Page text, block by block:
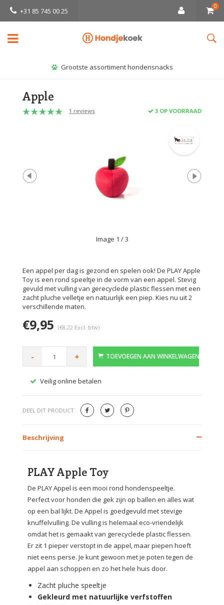
+31 85 745 00 25
0
Grootste assortiment hondensnacks
Apple
1 reviews 3 OP VOORRAAD
Image 1 / 3
Een appel per dag is gezond en spelen ook! De PLAY Apple
Toy is een rond speeltje in de vorm van een appel. Stevig
gevuld met vulling van gerecyclede plastic flessen met een
zacht pluche velletje en natuurlijk een piep. Kies nu uit 2
verschillende maten.
€9,95 (€8,22 Excl. btw)
- + TOEVOEGEN AAN WINKELWAGEN
Veilig online betalen
DEEL DIT PRODUCT
Beschrijving
PLAY Apple Toy
De PLAY Appel is een mooi rond hondenspeeltje.
Perfect voor honden die gek zijn op ballen en alles wat
op een bal lijkt. De Appel is goedgevuld met stevige
knuffelvulling. De vulling is helemaal eco-vriendelijk
omdat het is gemaakt van gerecyclede plastic flessen.
Er zit 1 pieper verstopt in de appel, maar piepen hoeft
niet eens perse. Je kunt gewoon met je poten tegen de
appel aan schoppen en zo het hele huis door.
Zacht pluche speeltje
Gekleurd met natuurlijke verfstoffen